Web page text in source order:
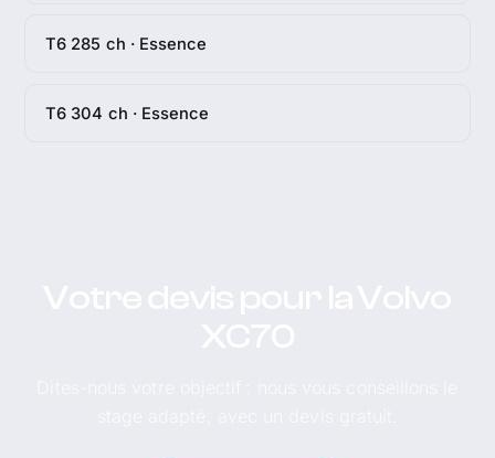
T6 285 ch · Essence
T6 304 ch · Essence